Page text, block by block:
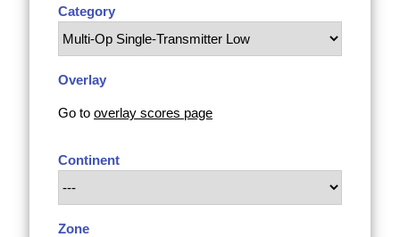
Category
Overlay
Go to overlay scores page
Continent
Zone